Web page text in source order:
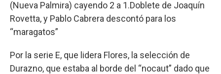
(Nueva Palmira) cayendo 2 a 1.Doblete de Joaquín
Rovetta, y Pablo Cabrera descontó para los
“maragatos”
Por la serie E, que lidera Flores, la selección de
Durazno, que estaba al borde del “nocaut” dado que